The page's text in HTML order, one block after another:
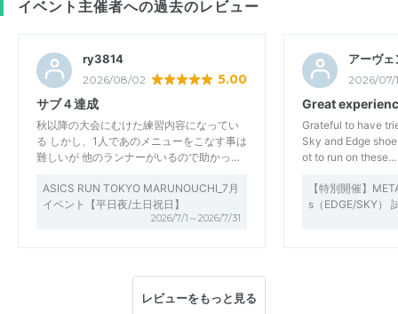
イベント主催者への過去のレビュー
ry3814
2026/08/02 5.00
サブ４達成
秋以降の大会にむけた練習内容になってい
る しかし、1人であのメニューをこなす事は
難しいが 他のランナーがいるので助かっ…
ASICS RUN TOKYO MARUNOUCHI_7月
イベント【平日夜/土日祝日】
2026/7/1～2026/7/31
アーヴェ
2026/07/
Great
Grateful to have
Sky and Edge
ot to run on these...
【特別開催】
s（EDGE/SKY）
レビューをもっと見る